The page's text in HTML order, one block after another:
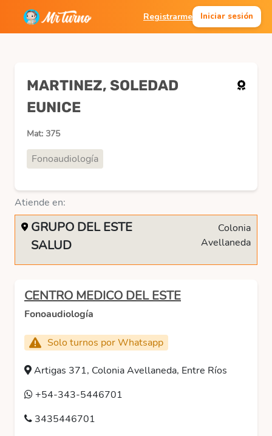
Registrarme Iniciar sesión
MARTINEZ, SOLEDAD
EUNICE
Mat: 375
Fonoaudiología
Atiende en:
GRUPO DEL ESTE
SALUD
Colonia
Avellaneda
CENTRO MEDICO DEL ESTE
Fonoaudiología
Solo turnos por Whatsapp
Artigas 371, Colonia Avellaneda, Entre Ríos
+54-343-5446701
3435446701